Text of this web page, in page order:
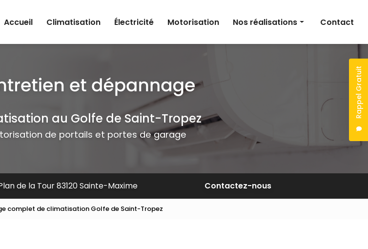
Rappel Gratuit
Accueil
Climatisation Électricité Motorisation Nos réalisations Contact
au Golfe de Saint-Tropez
de portails et portes de garage
de la Tour 83120 Sainte-Maxime Contactez-nous
complet de climatisation Golfe de Saint-Tropez